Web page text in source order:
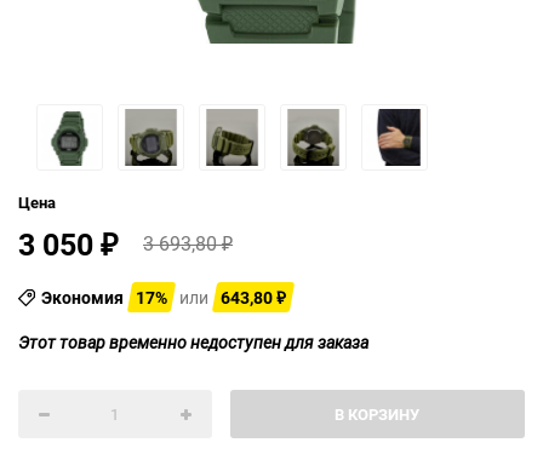
Цена
3 050 ₽ 3 693,80₽
Экономия 17% или 643,80 ₽
Этот товар временно недоступен для заказа
В КОРЗИНУ